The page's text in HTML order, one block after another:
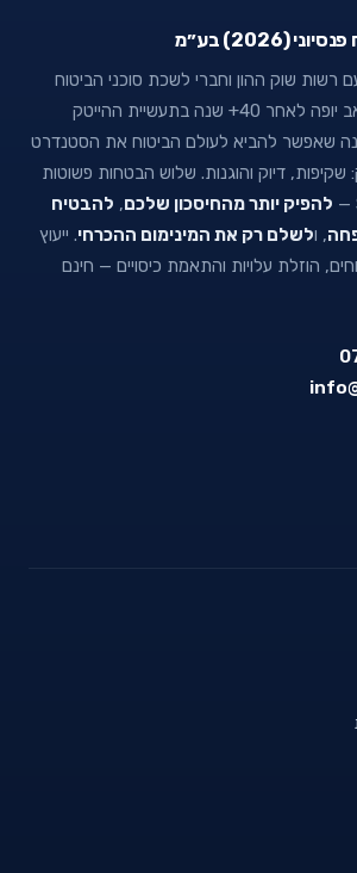
(2026) בע״מ
רשות שוק ההון וחברי לשכת סוכני הביטוח
בישראל. נוסדה ע״י זאב יופה לאחר 40+ שנה בתעשיית ההייטק
שאפשר להביא לעולם הביטוח את הסטנדרט
דיוק והוגנות. שלוש הבטחות פשוטות
להפיק יותר מהחיסכון שלכם, להבטיח
, ולשלם רק את המינימום ההכרחי. ייעוץ
הוזלת עלויות והתאמת כיסויים — חינם